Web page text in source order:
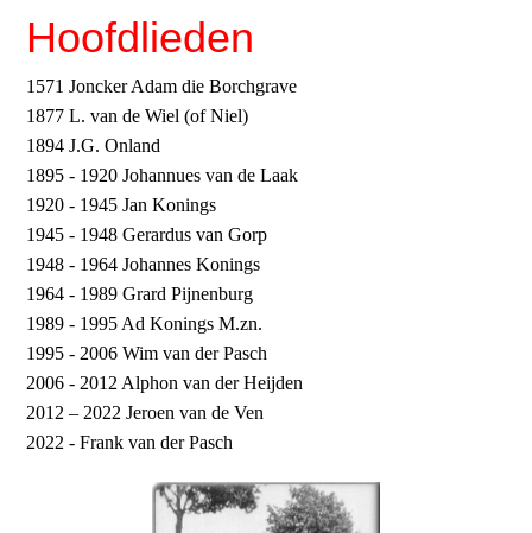
Hoofdlieden
1571 Joncker Adam die Borchgrave
1877 L. van de Wiel (of Niel)
1894 J.G. Onland
1895 - 1920 Johannues van de Laak
1920 - 1945 Jan Konings
1945 - 1948 Gerardus van Gorp
1948 - 1964 Johannes Konings
1964 - 1989 Grard Pijnenburg
1989 - 1995 Ad Konings M.zn.
1995 - 2006 Wim van der Pasch
2006 - 2012 Alphon van der Heijden
2012 – 2022 Jeroen van de Ven
2022 - Frank van der Pasch